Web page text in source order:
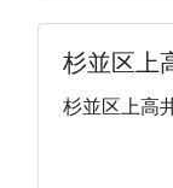
杉並区上
杉並区上高